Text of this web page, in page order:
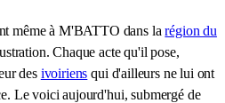
même à M'BATTO dans larégion du
Chaque acte qu'il pose,
des ivoiriens qui d'ailleurs ne lui ont
Le voici aujourd'hui, submergé de